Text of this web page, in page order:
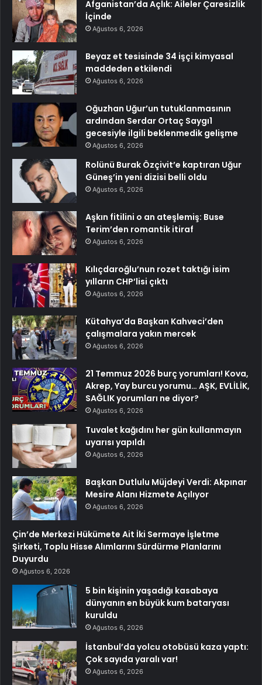
Afganistan’da Açlık: Aileler Çaresizlik
İçinde
Ağustos 6, 2026
Beyaz et tesisinde 34 işçi kimyasal
maddeden etkilendi
Ağustos 6, 2026
Oğuzhan Uğur’un tutuklanmasının
ardından Serdar Ortaç Saygı1
gecesiyle ilgili beklenmedik gelişme
Ağustos 6, 2026
Rolünü Burak Özçivit’e kaptıran Uğur
Güneş’in yeni dizisi belli oldu
Ağustos 6, 2026
Aşkın fitilini o an ateşlemiş: Buse
Terim’den romantik itiraf
Ağustos 6, 2026
Kılıçdaroğlu’nun rozet taktığı isim
yılların CHP’lisi çıktı
Ağustos 6, 2026
Kütahya’da Başkan Kahveci’den
çalışmalara yakın mercek
Ağustos 6, 2026
21 Temmuz 2026 burç yorumları! Kova,
Akrep, Yay burcu yorumu… AŞK, EVLİLİK,
SAĞLIK yorumları ne diyor?
Ağustos 6, 2026
Tuvalet kağıdını her gün kullanmayın
uyarısı yapıldı
Ağustos 6, 2026
Başkan Dutlulu Müjdeyi Verdi: Akpınar
Mesire Alanı Hizmete Açılıyor
Ağustos 6, 2026
Çin’de Merkezi Hükümete Ait İki Sermaye İşletme
Şirketi, Toplu Hisse Alımlarını Sürdürme Planlarını
Duyurdu
Ağustos 6, 2026
5 bin kişinin yaşadığı kasabaya
dünyanın en büyük kum bataryası
kuruldu
Ağustos 6, 2026
İstanbul’da yolcu otobüsü kaza yaptı:
Çok sayıda yaralı var!
Ağustos 6, 2026